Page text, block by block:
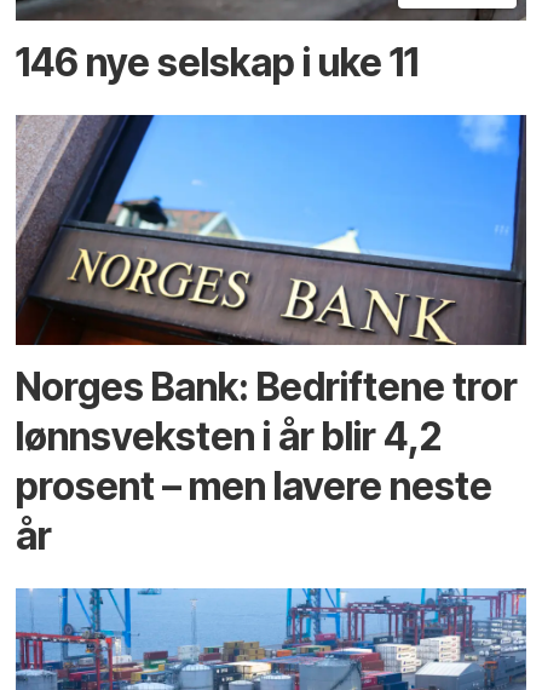
146 nye selskap i uke 11
Norges Bank: Bedriftene tror
lønnsveksten i år blir 4,2
prosent – men lavere neste
år